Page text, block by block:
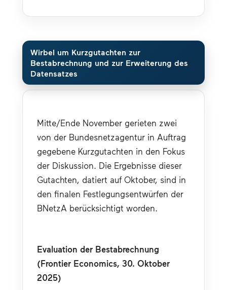
Wirbel um Kurzgutachten zur
Bestabrechnung und zur Erweiterung des
Datensatzes
Mitte/Ende November gerieten zwei
von der Bundesnetzagentur in Auftrag
gegebene Kurzgutachten in den Fokus
der Diskussion. Die Ergebnisse dieser
Gutachten, datiert auf Oktober, sind in
den finalen Festlegungsentwürfen der
BNetzA berücksichtigt worden.
Evaluation der Bestabrechnung
(Frontier Economics, 30. Oktober
2025)